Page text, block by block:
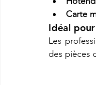
Carte
Idéal
Les
des pièces